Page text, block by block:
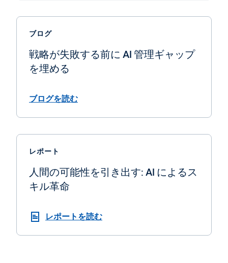
ブログ
戦略が失敗する前に AI 管理ギャップ
を埋める
ブログを読む
レポート
人間の可能性を引き出す: AI によるス
キル革命
レポートを読む